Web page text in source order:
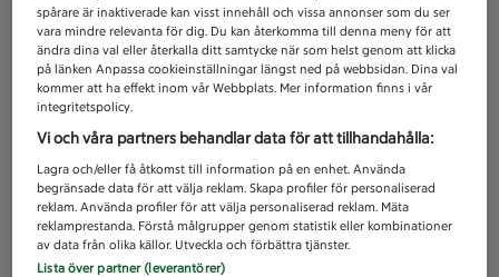
spårare är inaktiverade kan visst innehåll och vissa annonser som du ser
vara mindre relevanta för dig. Du kan återkomma till denna meny för att
ändra dina val eller återkalla ditt samtycke när som helst genom att klicka
på länken Anpassa cookieinställningar längst ned på webbsidan. Dina val
kommer att ha effekt inom vår Webbplats. Mer information finns i vår
integritetspolicy.
Vi och våra partners behandlar data för att tillhandahålla:
Lagra och/eller få åtkomst till information på en enhet. Använda
begränsade data för att välja reklam. Skapa profiler för personaliserad
reklam. Använda profiler för att välja personaliserad reklam. Mäta
reklamprestanda. Förstå målgrupper genom statistik eller kombinationer
av data från olika källor. Utveckla och förbättra tjänster.
Lista över partner (leverantörer)